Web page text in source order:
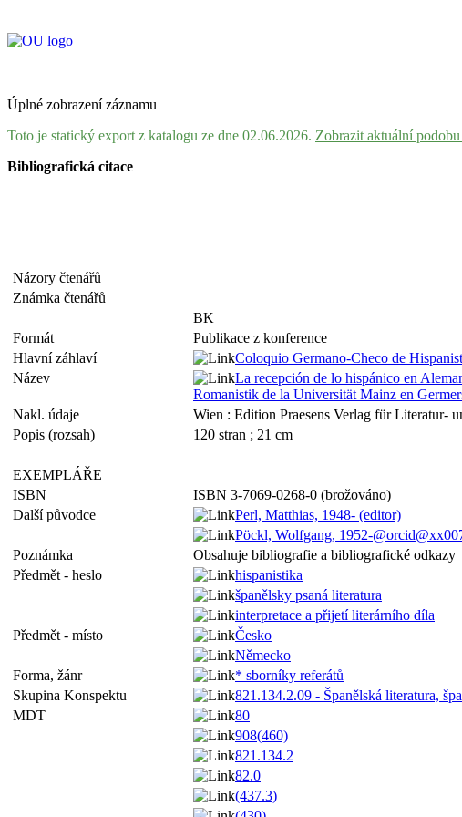
Úplné zobrazení záznamu
Toto je statický export z katalogu ze dne 02.06.2026. Zobrazit aktuální
Bibliografická citace
Názory čtenářů
Známka čtenářů
BK
Formát
Publikace z konference
Hlavní záhlaví
Coloquio Germano-Checo de
Název
La recepción de lo hispánico en
Romanistik de la Universität Mainz en
Nakl. údaje
Wien : Edition Praesens Verlag für Literatur-
Popis (rozsah)
120 stran ; 21 cm
EXEMPLÁŘE
ISBN
ISBN 3-7069-0268-0 (brožováno)
Další původce
Perl, Matthias, 1948- (editor)
Pöckl, Wolfgang, 1952-
Poznámka
Obsahuje bibliografie a bibliografické odkazy
Předmět - heslo
hispanistika
španělsky psaná literatura
interpretace a přijetí literárního díla
Předmět - místo
Česko
Německo
Forma, žánr
* sborníky referátů
Skupina Konspektu
821.134.2.09 - Španělská literatura,
MDT
80
908(460)
821.134.2
82.0
(437.3)